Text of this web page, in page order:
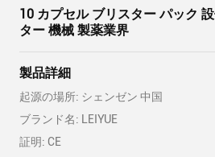
10 カプセル ブリスター パック
ター 機械 製薬業界
製品詳細
起源の場所: シェンゼン 中国
ブランド名: LEIYUE
証明: CE